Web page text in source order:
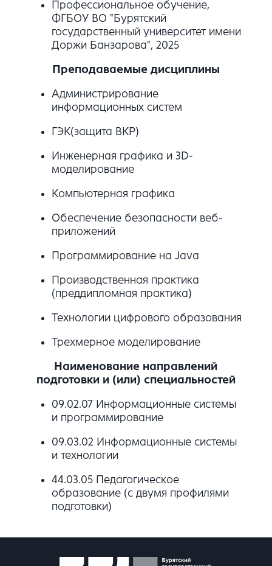
Профессиональное обучение,
ФГБОУ ВО "Бурятский
государственный университет имени
Доржи Банзарова", 2025
Преподаваемые дисциплины
Администрирование
информационных систем
ГЭК(защита ВКР)
Инженерная графика и 3D-
моделирование
Компьютерная графика
Обеспечение безопасности веб-
приложений
Программирование на Java
Производственная практика
(преддипломная практика)
Технологии цифрового образования
Трехмерное моделирование
Наименование направлений
подготовки и (или) специальностей
09.02.07 Информационные системы
и программирование
09.03.02 Информационные системы
и технологии
44.03.05 Педагогическое
образование (с двумя профилями
подготовки)